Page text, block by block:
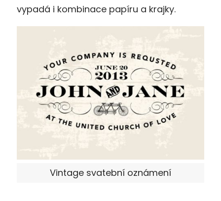
vypadá i kombinace papíru a krajky.
Vintage svatební oznámení